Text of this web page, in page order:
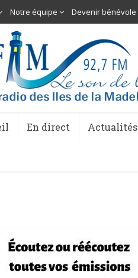
Notre équipe Devenir bénévole
En direct Actualités